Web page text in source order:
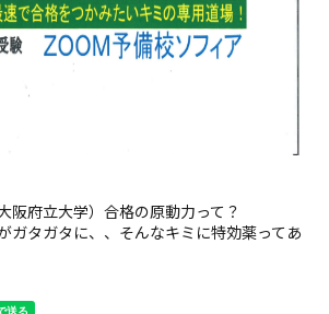
阪府立大学）合格の原動力って？
ガタガタに、、そんなキミに特効薬ってあ